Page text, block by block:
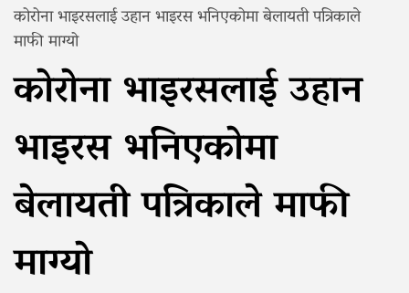
कोरोना भाइरसलाई उहान भाइरस भनिएकोमा बेलायती पत्रिकाले
माफी माग्यो
कोरोना भाइरसलाई उहान
भाइरस भनिएकोमा
बेलायती पत्रिकाले माफी
माग्यो